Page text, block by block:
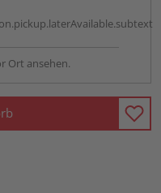
Ort ansehen.